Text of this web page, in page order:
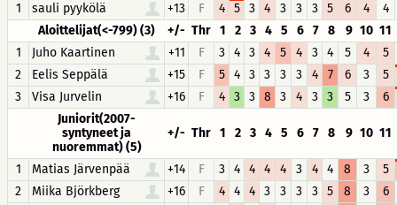
1
sauli pyykölä +13 F 4 5 3 4 3 3 3 5 6 4
4
Aloittelijat(<-799) (3)
+/- Thr 1 2 3 4 5 6 7 8 9 10 11
1
Juho Kaartinen +11 F 3 4 3 4 5 4 3 4 5 4
5
2
Eelis Seppälä +15 F 5 4 3 3 3 3 4 7 6 3
5
3
Visa Jurvelin +16 F 4 3 3 8 3 4 3 3 5 3
6
Juniorit(2007-
syntyneet ja
nuoremmat) (5)
+/- Thr 1 2 3 4 5 6 7 8 9 10 11
1 Matias Järvenpää +14 F 3 4 4 4 4 3 4 4 8 3
5
2
Miika Björkberg +16 F 4 4 4 3 3 3 3 5 8 3
6